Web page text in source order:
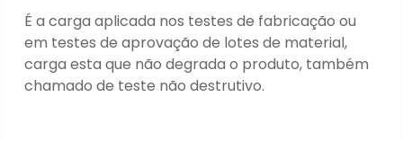
É a carga aplicada nos testes de fabricação ou
em testes de aprovação de lotes de material,
carga esta que não degrada o produto, também
chamado de teste não destrutivo.